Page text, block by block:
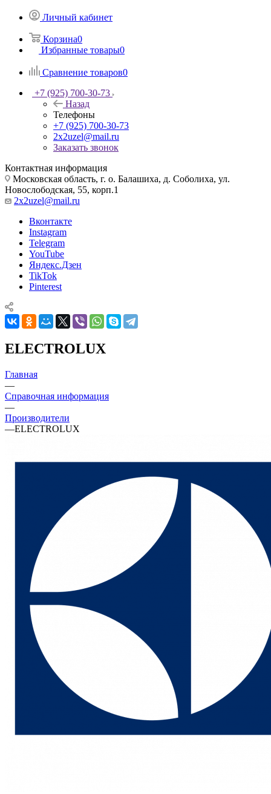
Личный кабинет
Корзина0
Избранные товары0
Сравнение товаров0
+7 (925) 700-30-73
Назад
Телефоны
+7 (925) 700-30-73
2x2uzel@mail.ru
Заказать звонок
Контактная информация
Московская область, г. о. Балашиха, д. Соболиха, ул.
Новослободская, 55, корп.1
2x2uzel@mail.ru
Вконтакте
Instagram
Telegram
YouTube
Яндекс.Дзен
TikTok
Pinterest
ELECTROLUX
Главная
—
Справочная информация
—
Производители
—ELECTROLUX